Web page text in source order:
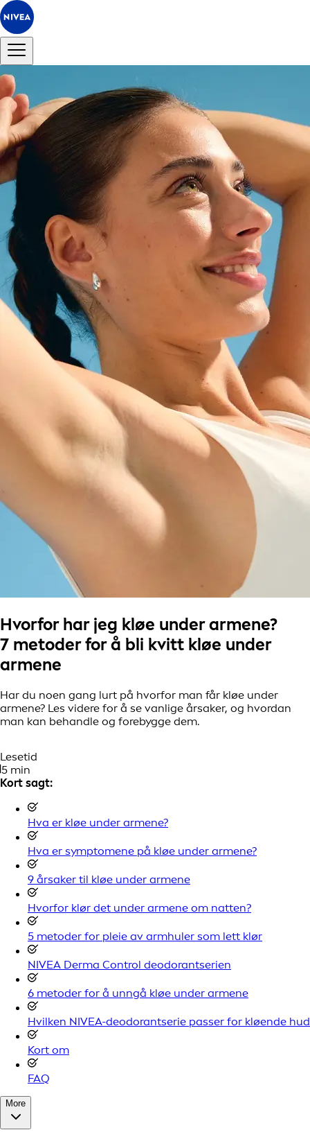
Hvorfor har jeg kløe under armene?
7 metoder for å bli kvitt kløe under
armene
Har du noen gang lurt på hvorfor man får kløe under
armene? Les videre for å se vanlige årsaker, og hvordan
man kan behandle og forebygge dem.
Lesetid
5 min
Kort sagt:
Hva er kløe under armene?
Hva er symptomene på kløe under armene?
9 årsaker til kløe under armene
Hvorfor klør det under armene om natten?
5 metoder for pleie av armhuler som lett klør
NIVEA Derma Control deodorantserien
6 metoder for å unngå kløe under armene
Hvilken NIVEA-deodorantserie passer for kløende hud
Kort om
FAQ
More